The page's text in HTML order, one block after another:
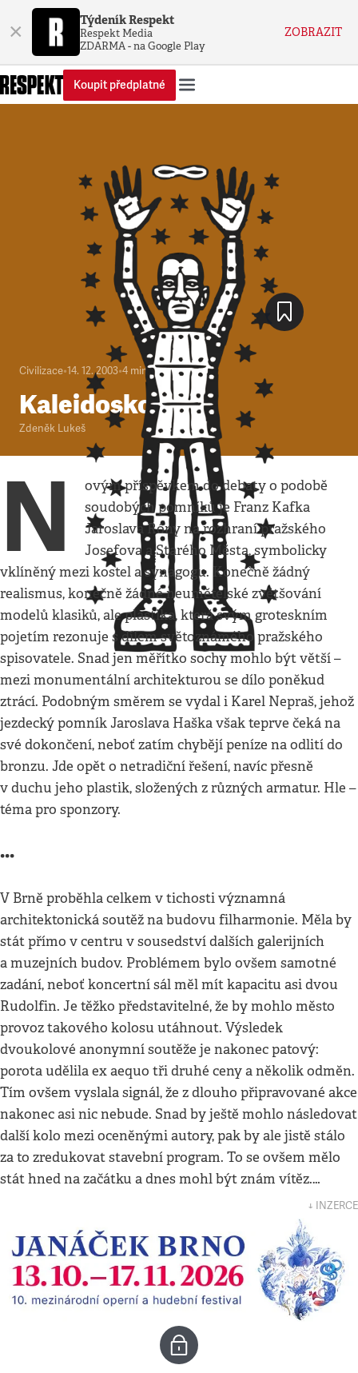
× Týdeník Respekt
Respekt Media
ZDARMA - na Google Play
ZOBRAZIT
Koupit předplatné
Civilizace•14. 12. 2003•4 minuty
Kaleidoskop
Zdeněk Lukeš
N
ovým příspěvkem do debaty o podobě
soudobých pomníků je Franz Kafka
Jaroslava Róny na rozhraní pražského
Josefova a Starého Města, symbolicky
vklíněný mezi kostel a synagogu. Konečně žádný
realismus, konečně žádné neumětelské zvětšování
modelů klasiků, ale plastika, která svým groteskním
pojetím rezonuje s dílem světoznámého pražského
spisovatele. Snad jen měřítko sochy mohlo být větší –
mezi monumentální architekturou se dílo poněkud
ztrácí. Podobným směrem se vydal i Karel Nepraš, jehož
jezdecký pomník Jaroslava Haška však teprve čeká na
své dokončení, neboť zatím chybějí peníze na odlití do
bronzu. Jde opět o netradiční řešení, navíc přesně
v duchu jeho plastik, složených z různých armatur. Hle –
téma pro sponzory.
•••
V Brně proběhla celkem v tichosti významná
architektonická soutěž na budovu filharmonie. Měla by
stát přímo v centru v sousedství dalších galerijních
a muzejních budov. Problémem bylo ovšem samotné
zadání, neboť koncertní sál měl mít kapacitu asi dvou
Rudolfin. Je těžko představitelné, že by mohlo město
provoz takového kolosu utáhnout. Výsledek
dvoukolové anonymní soutěže je nakonec patový:
porota udělila ex aequo tři druhé ceny a několik odměn.
Tím ovšem vyslala signál, že z dlouho připravované akce
nakonec asi nic nebude. Snad by ještě mohlo následovat
další kolo mezi oceněnými autory, pak by ale jistě stálo
za to zredukovat stavební program. To se ovšem mělo
stát hned na začátku a dnes mohl být znám vítěz.…
↓ INZERCE